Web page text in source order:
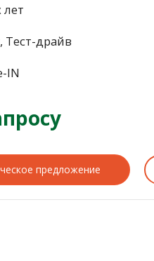
лет
Тест-драйв
IN
предложение